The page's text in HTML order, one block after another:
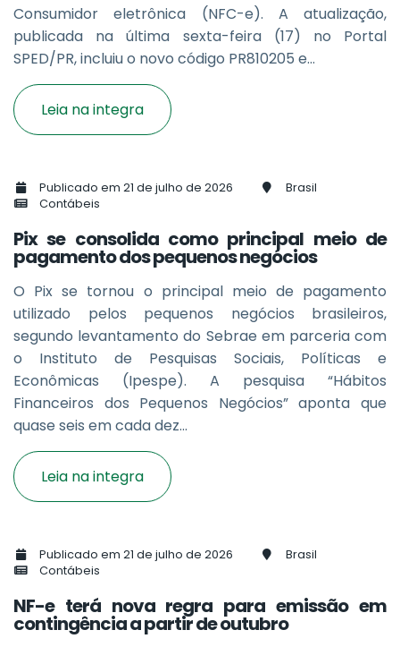
Consumidor eletrônica (NFC-e). A atualização,
publicada na última sexta-feira (17) no Portal
SPED/PR, incluiu o novo código PR810205 e...
Leia na integra
Publicado em 21 de julho de 2026
Brasil
Contábeis
Pix se consolida como principal meio de
pagamento dos pequenos negócios
O Pix se tornou o principal meio de pagamento
utilizado pelos pequenos negócios brasileiros,
segundo levantamento do Sebrae em parceria com
o Instituto de Pesquisas Sociais, Políticas e
Econômicas (Ipespe). A pesquisa “Hábitos
Financeiros dos Pequenos Negócios” aponta que
quase seis em cada dez...
Leia na integra
Publicado em 21 de julho de 2026
Brasil
Contábeis
NF-e terá nova regra para emissão em
contingência a partir de outubro